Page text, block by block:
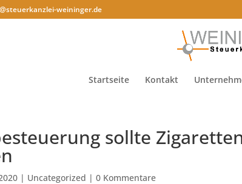
weininger.de
Startseite Kontakt
sollte
| Uncategorized |0 Kommentare